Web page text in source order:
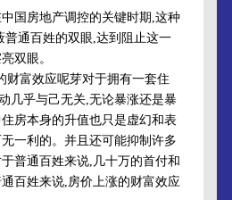
国房地产调控的关键时期,这种
通百姓的双眼,达到阻止这一
双眼。
富效应呢芽对于拥有一套住
几乎与己无关,无论暴涨还是暴
房本身的升值也只是虚幻和表
一利的。并且还可能抑制许多
普通百姓来说,几十万的首付和
百姓来说,房价上涨的财富效应